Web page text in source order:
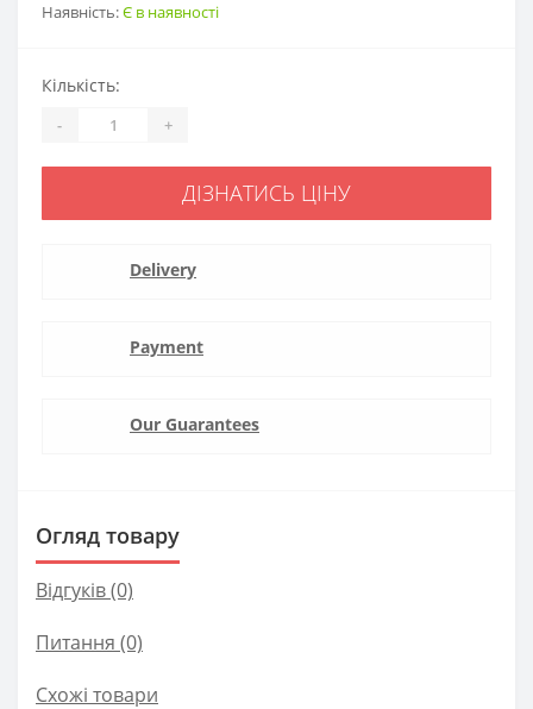
Наявність:Є в наявності
Кількість:
- +
ДІЗНАТИСЬ ЦІНУ
Delivery
Payment
Our Guarantees
Огляд товару
Відгуків (0)
Питання (0)
Схожі товари